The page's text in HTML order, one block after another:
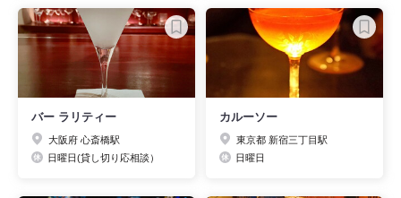
バー ラリティー
大阪府 心斎橋駅
日曜日(貸し切り応相談）
カルーソー
東京都 新宿三丁目駅
日曜日